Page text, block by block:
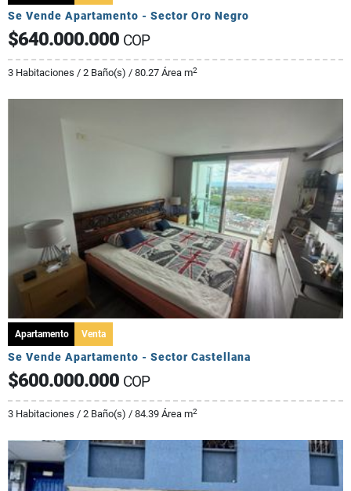
Se Vende Apartamento - Sector Oro Negro
$640.000.000 COP
3 Habitaciones / 2 Baño(s) / 80.27 Área m2
Apartamento Venta
Se Vende Apartamento - Sector Castellana
$600.000.000 COP
3 Habitaciones / 2 Baño(s) / 84.39 Área m2